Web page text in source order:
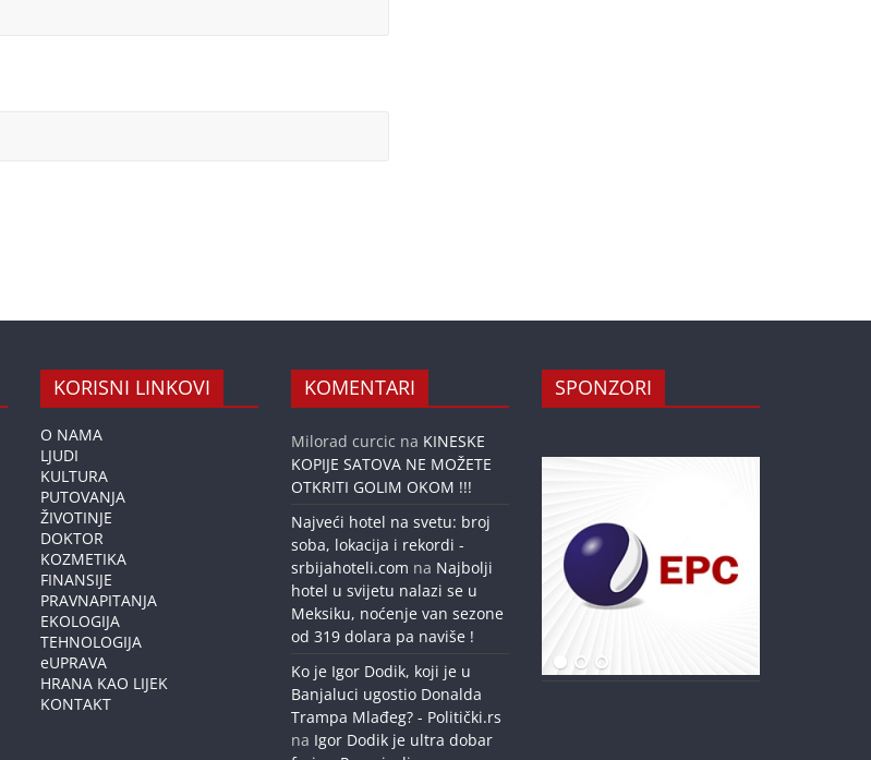
KORISNI LINKOVI
O NAMA
LJUDI
KULTURA
PUTOVANJA
ŽIVOTINJE
DOKTOR
KOZMETIKA
FINANSIJE
PRAVNAPITANJA
EKOLOGIJA
TEHNOLOGIJA
eUPRAVA
HRANA KAO LIJEK
KONTAKT
KOMENTARI
Milorad curcic na KINESKE
KOPIJE SATOVA NE MOŽETE
OTKRITI GOLIM OKOM !!!
Najveći hotel na svetu: broj
soba, lokacija i rekordi -
srbijahoteli.com na Najbolji
hotel u svijetu nalazi se u
Meksiku, noćenje van sezone
od 319 dolara pa naviše !
Ko je Igor Dodik, koji je u
Banjaluci ugostio Donalda
Trampa Mlađeg? - Politički.rs
na Igor Dodik je ultra dobar
SPONZORI